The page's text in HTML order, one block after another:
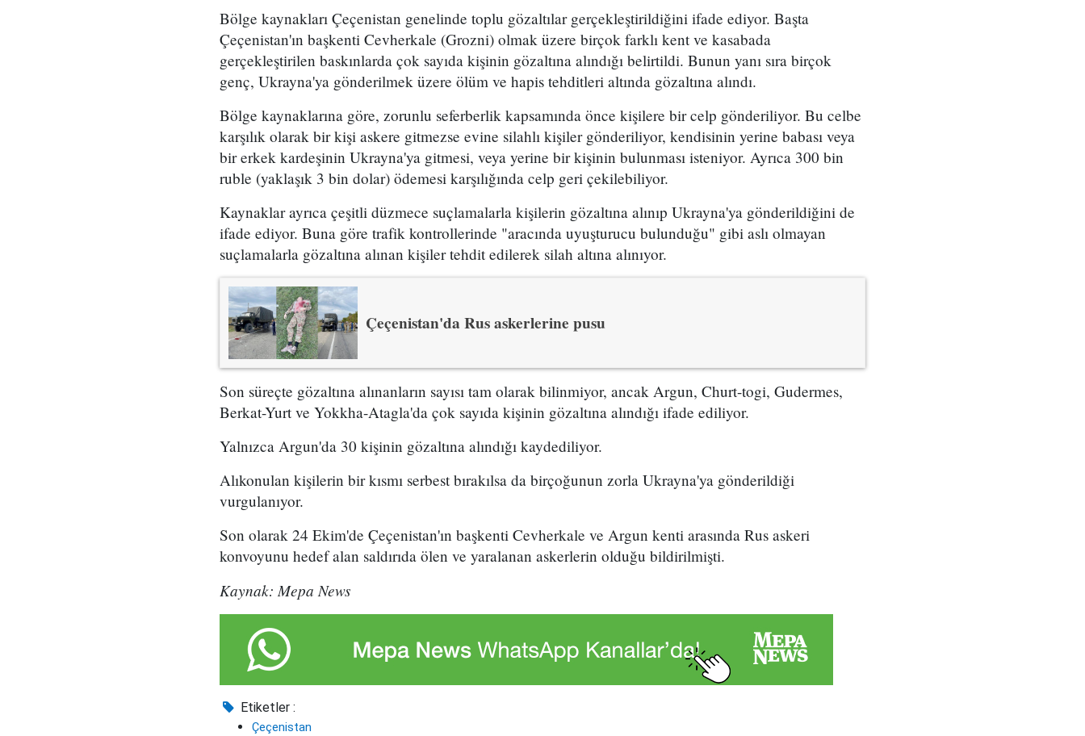
Bölge kaynakları Çeçenistan genelinde toplu gözaltılar gerçekleştirildiğini ifade ediyor. Başta
Çeçenistan'ın başkenti Cevherkale (Grozni) olmak üzere birçok farklı kent ve kasabada
gerçekleştirilen baskınlarda çok sayıda kişinin gözaltına alındığı belirtildi. Bunun yanı sıra birçok
genç, Ukrayna'ya gönderilmek üzere ölüm ve hapis tehditleri altında gözaltına alındı.
Bölge kaynaklarına göre, zorunlu seferberlik kapsamında önce kişilere bir celp gönderiliyor. Bu celbe
karşılık olarak bir kişi askere gitmezse evine silahlı kişiler gönderiliyor, kendisinin yerine babası veya
bir erkek kardeşinin Ukrayna'ya gitmesi, veya yerine bir kişinin bulunması isteniyor. Ayrıca 300 bin
ruble (yaklaşık 3 bin dolar) ödemesi karşılığında celp geri çekilebiliyor.
Kaynaklar ayrıca çeşitli düzmece suçlamalarla kişilerin gözaltına alınıp Ukrayna'ya gönderildiğini de
ifade ediyor. Buna göre trafik kontrollerinde "aracında uyuşturucu bulunduğu" gibi aslı olmayan
suçlamalarla gözaltına alınan kişiler tehdit edilerek silah altına alınıyor.
Çeçenistan'da Rus askerlerine pusu
Son süreçte gözaltına alınanların sayısı tam olarak bilinmiyor, ancak Argun, Churt-togi, Gudermes,
Berkat-Yurt ve Yokkha-Atagla'da çok sayıda kişinin gözaltına alındığı ifade ediliyor.
Yalnızca Argun'da 30 kişinin gözaltına alındığı kaydediliyor.
Alıkonulan kişilerin bir kısmı serbest bırakılsa da birçoğunun zorla Ukrayna'ya gönderildiği
vurgulanıyor.
Son olarak 24 Ekim'de Çeçenistan'ın başkenti Cevherkale ve Argun kenti arasında Rus askeri
konvoyunu hedef alan saldırıda ölen ve yaralanan askerlerin olduğu bildirilmişti.
Kaynak: Mepa News
Etiketler :
Çeçenistan